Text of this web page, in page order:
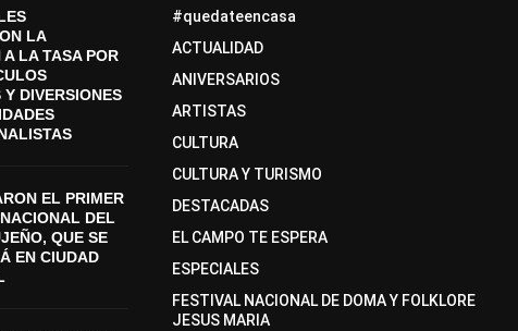
LA
A LA TASA POR
DIVERSIONES
EL PRIMER
DEL
QUE SE
EN CIUDAD
#quedateencasa
ACTUALIDAD
ANIVERSARIOS
ARTISTAS
CULTURA
CULTURA Y TURISMO
DESTACADAS
EL CAMPO TE ESPERA
ESPECIALES
FESTIVAL NACIONAL DE DOMA Y FOLKLORE
JESUS MARIA